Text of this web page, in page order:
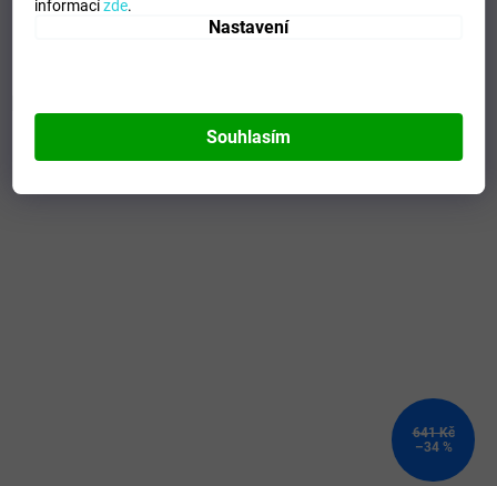
informacízde.
Nastavení
Souhlasím
641 Kč
–34 %
105137.150-10 -3XS-
102226.450